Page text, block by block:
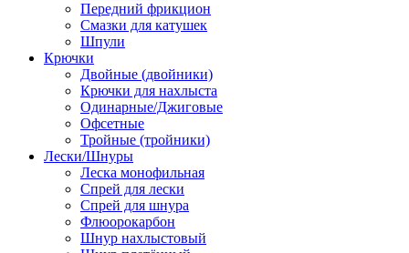
Передний фрикцион
Смазки для катушек
Шпули
Крючки
Двойные (двойники)
Крючки для нахлыста
Одинарные/Джиговые
Офсетные
Тройные (тройники)
Лески/Шнуры
Леска монофильная
Спрей для лески
Спрей для шнура
Флюорокарбон
Шнур нахлыстовый